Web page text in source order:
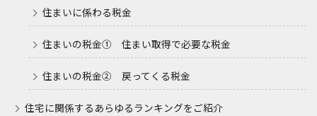
住まいに係わる税金
住まいの税金① 住まい取得で必要な税金
住まいの税金② 戻ってくる税金
住宅に関係するあらゆるランキングをご紹介